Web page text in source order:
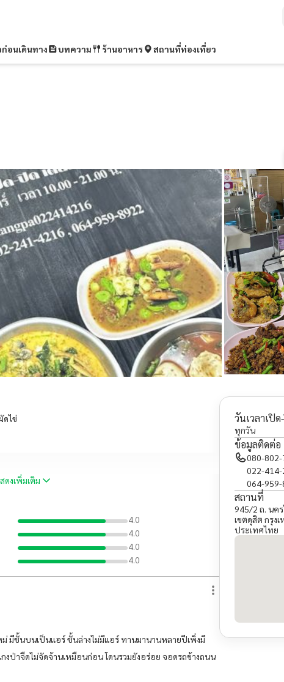
ก่อนเดินทาง บทความ ร้านอาหาร สถานที่ท่องเที่ยว
ดไข่
ดงเพิ่มเติม
4.0
4.0
4.0
4.0
มีชั้นบนเป็นแอร์ ชั้นล่างไม่มีแอร์ ทานมานานหลายปีเพิ่งมี
ป่าจืดไม่จัดจ้านเหมือนก่อน โดนรวมยังอร่อย จอดรถข้างถนน
วันเวลาเปิ
ทุกวัน
ข้อมูลติดต่อ
080-802-
022-414-
064-959-
สถานที่
945/2 ถ. นค
เขตดุสิต กรุง
ประเทศไทย